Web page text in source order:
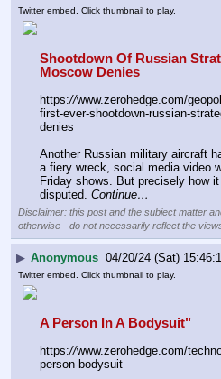
Twitter embed. Click thumbnail to play.
Shootdown Of Russian
Moscow Denies
https://www.zerohedge.com/
first-ever-shootdown-russian-
denies
Another Russian military aircraft
a fiery wreck, social media video
Friday shows. But precisely how
disputed. Continue…
Disclaimer: this post and the subject matter
otherwise - do not necessarily reflect the
▶ Anonymous 04/20/24 (Sat)
Twitter embed. Click thumbnail to play.
A Person In A Bodysuit"
https://www.zerohedge.com/
person-bodysuit